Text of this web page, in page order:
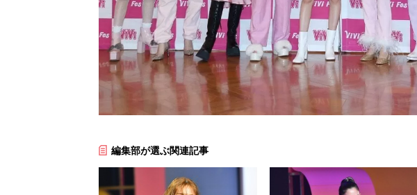
編集部が選ぶ関連記事